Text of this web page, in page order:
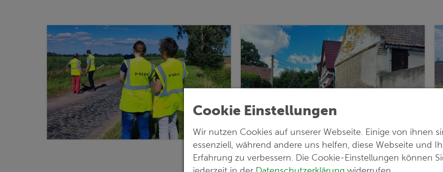
Cookie Einstellungen
Wir nutzen Cookies auf unserer Webseite. Einige von ihnen
essenziell, während andere uns helfen, diese Webseite und
Erfahrung zu verbessern. Die Cookie-Einstellungen können